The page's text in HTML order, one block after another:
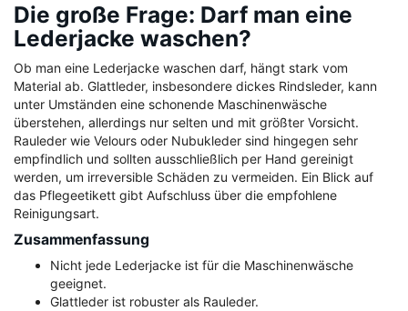
Die große Frage: Darf man eine
Lederjacke waschen?
Ob man eine Lederjacke waschen darf, hängt stark vom
Material ab. Glattleder, insbesondere dickes Rindsleder, kann
unter Umständen eine schonende Maschinenwäsche
überstehen, allerdings nur selten und mit größter Vorsicht.
Rauleder wie Velours oder Nubukleder sind hingegen sehr
empfindlich und sollten ausschließlich per Hand gereinigt
werden, um irreversible Schäden zu vermeiden. Ein Blick auf
das Pflegeetikett gibt Aufschluss über die empfohlene
Reinigungsart.
Zusammenfassung
Nicht jede Lederjacke ist für die Maschinenwäsche
geeignet.
Glattleder ist robuster als Rauleder.